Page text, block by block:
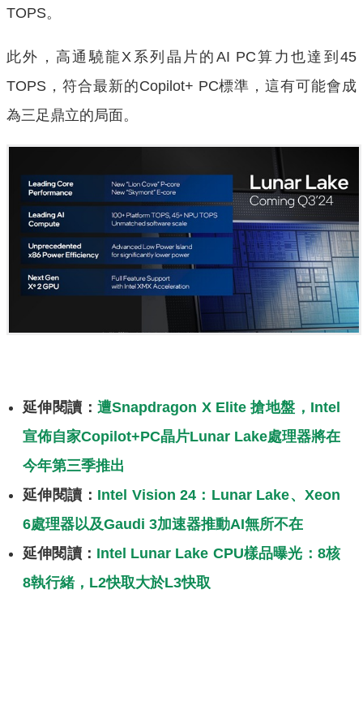
TOPS。
此外，高通驍龍X系列晶片的AI PC算力也達到45
TOPS，符合最新的Copilot+ PC標準，這有可能會成
為三足鼎立的局面。
延伸閱讀： 遭Snapdragon X Elite 搶地盤，Intel
宣佈自家Copilot+PC晶片Lunar Lake處理器將在
今年第三季推出
延伸閱讀： Intel Vision 24：Lunar Lake、Xeon
6處理器以及Gaudi 3加速器推動AI無所不在
延伸閱讀： Intel Lunar Lake CPU樣品曝光：8核
8執行緒，L2快取大於L3快取